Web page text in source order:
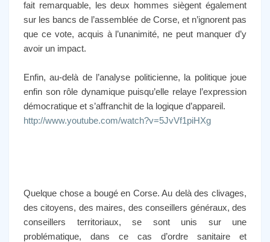
fait remarquable, les deux hommes siègent également
sur les bancs de l’assemblée de Corse, et n’ignorent pas
que ce vote, acquis à l’unanimité, ne peut manquer d’y
avoir un impact.
Enfin, au-delà de l’analyse politicienne, la politique joue
enfin son rôle dynamique puisqu’elle relaye l’expression
démocratique et s’affranchit de la logique d’appareil.
http://www.youtube.com/watch?v=5JvVf1piHXg
Quelque chose a bougé en Corse. Au delà des clivages,
des citoyens, des maires, des conseillers généraux, des
conseillers territoriaux, se sont unis sur une
problématique, dans ce cas d’ordre sanitaire et